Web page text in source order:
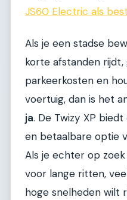
JS60 Electric als
Als je een stadse
korte afstanden
parkeerkosten en
voertuig, dan is het
ja. De Twizy XP
en betaalbare optie
Als je echter op
voor lange ritten,
hoge snelheden wilt